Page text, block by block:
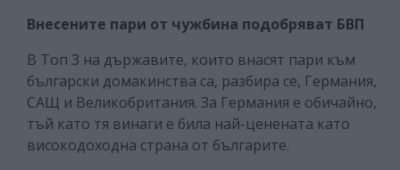
Внесените пари от чужбина подобряват БВП
В Топ 3 на държавите, които внасят пари към
български домакинства са, разбира се, Германия,
САЩ и Великобритания. За Германия е обичайно,
тъй като тя винаги е била най-ценената като
високодоходна страна от българите.